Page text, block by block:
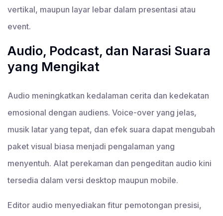
vertikal, maupun layar lebar dalam presentasi atau
event.
Audio, Podcast, dan Narasi Suara
yang Mengikat
Audio meningkatkan kedalaman cerita dan kedekatan
emosional dengan audiens. Voice-over yang jelas,
musik latar yang tepat, dan efek suara dapat mengubah
paket visual biasa menjadi pengalaman yang
menyentuh. Alat perekaman dan pengeditan audio kini
tersedia dalam versi desktop maupun mobile.
Editor audio menyediakan fitur pemotongan presisi,